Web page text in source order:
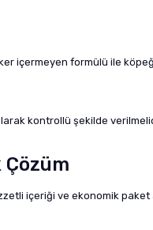
içermeyen formülü ile
kontrollü şekilde
içeriği ve ekonomik